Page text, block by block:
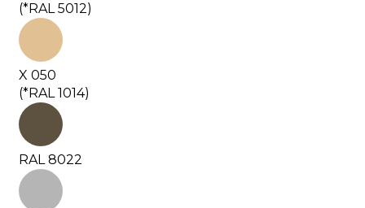
(*RAL 5012)
X 050
(*RAL 1014)
RAL 8022